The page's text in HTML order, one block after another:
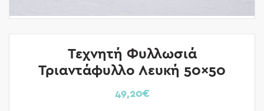
Τεχνητή Φυλλωσιά
Τριαντάφυλλο Λευκή 50×50
49,20€